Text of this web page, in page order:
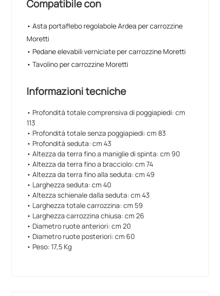
Compatibile con
• Asta portaflebo regolabole Ardea per carrozzine
Moretti
• Pedane elevabili verniciate per carrozzine Moretti
• Tavolino per carrozzine Moretti
Informazioni tecniche
• Profondità totale comprensiva di poggiapiedi: cm
113
• Profondità totale senza poggiapiedi: cm 83
• Profondità seduta: cm 43
• Altezza da terra fino a maniglie di spinta: cm 90
• Altezza da terra fino a bracciolo: cm 74
• Altezza da terra fino alla seduta: cm 49
• Larghezza seduta: cm 40
• Altezza schienale dalla seduta: cm 43
• Larghezza totale carrozzina: cm 59
• Larghezza carrozzina chiusa: cm 26
• Diametro ruote anteriori: cm 20
• Diametro ruote posteriori: cm 60
• Peso: 17,5 Kg